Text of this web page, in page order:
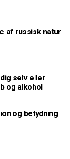
af russisk natur
selv eller
og alkohol
og betydning